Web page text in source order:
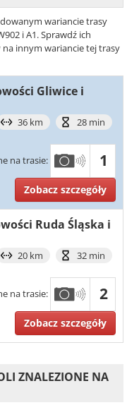
wariancie trasy
i A1. Sprawdź ich
na innym wariancie tej trasy
Gliwice i
36 km 28 min
na trasie: 1
Zobacz szczegóły
Ruda Śląska i
20 km 32 min
na trasie: 2
Zobacz szczegóły
ZNALEZIONE NA